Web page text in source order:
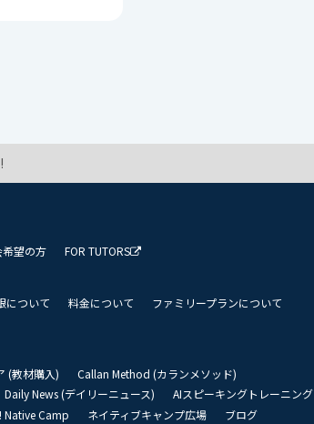
望の方 FOR TUTORS
について 料金について
ファミリープランについて
(教材購入)
Callan Method (カランメソッド)
Daily News (デイリーニュース)
AIスピーキングトレーニング
Native Camp ネイティブキャンプ広場 ブログ